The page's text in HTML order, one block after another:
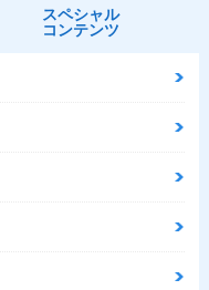
スペシャル
コンテンツ